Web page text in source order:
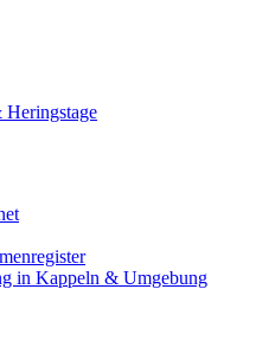
in Kappeln & Umgebung